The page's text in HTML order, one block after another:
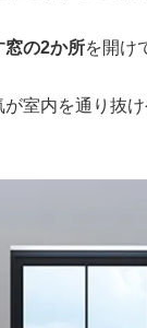
窓の2か所を開け
が室内を通り抜